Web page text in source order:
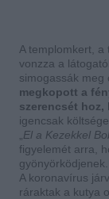
A templomkert,
vonzza a
simogassák meg
megkopott a
szerencsét hoz,
igencsak
El a Kezekkel
figyelemét arra,
gyönyörködjenek.
A koronavírus
ráraktak a kutya